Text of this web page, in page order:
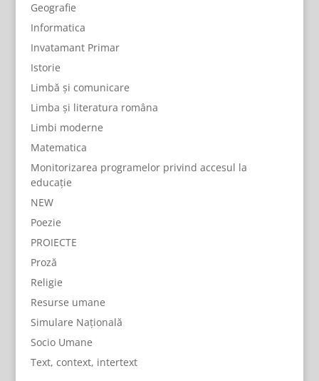
Geografie
Informatica
Invatamant Primar
Istorie
Limbă și comunicare
Limba și literatura româna
Limbi moderne
Matematica
Monitorizarea programelor privind accesul la
educație
NEW
Poezie
PROIECTE
Proză
Religie
Resurse umane
Simulare Națională
Socio Umane
Text, context, intertext